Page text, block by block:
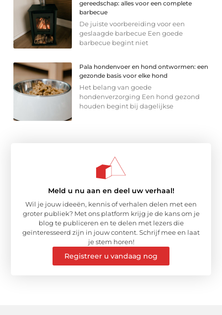
gereedschap: alles voor een complete
barbecue
De juiste voorbereiding voor een
geslaagde barbecue Een goede
barbecue begint niet
Pala hondenvoer en hond ontwormen: een
gezonde basis voor elke hond
Het belang van goede
hondenverzorging Een hond gezond
houden begint bij dagelijkse
Meld u nu aan en deel uw verhaal!
Wil je jouw ideeën, kennis of verhalen delen met een
groter publiek? Met ons platform krijg je de kans om je
blog te publiceren en te delen met lezers die
geïnteresseerd zijn in jouw content. Schrijf mee en laat
je stem horen!
Registreer u vandaag nog